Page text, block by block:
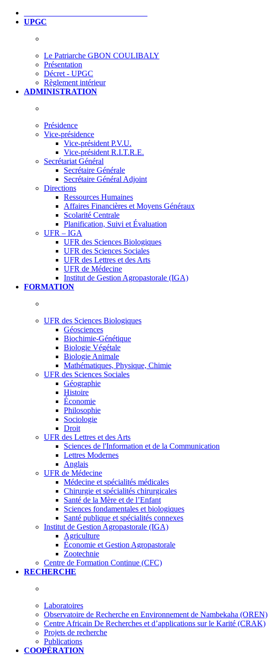
UPGC
Le Patriarche GBON COULIBALY
Présentation
Décret - UPGC
Règlement intérieur
ADMINISTRATION
Présidence
Vice-présidence
Vice-président P.V.U.
Vice-président R.I.T.R.E.
Secrétariat Général
Secrétaire Générale
Secrétaire Général Adjoint
Directions
Ressources Humaines
Affaires Financières et Moyens Généraux
Scolarité Centrale
Planification, Suivi et Évaluation
UFR – IGA
UFR des Sciences Biologiques
UFR des Sciences Sociales
UFR des Lettres et des Arts
UFR de Médecine
Institut de Gestion Agropastorale (IGA)
FORMATION
UFR des Sciences Biologiques
Géosciences
Biochimie-Génétique
Biologie Végétale
Biologie Animale
Mathématiques, Physique, Chimie
UFR des Sciences Sociales
Géographie
Histoire
Économie
Philosophie
Sociologie
Droit
UFR des Lettres et des Arts
Sciences de l'Information et de la Communication
Lettres Modernes
Anglais
UFR de Médecine
Médecine et spécialités médicales
Chirurgie et spécialités chirurgicales
Santé de la Mère et de l’Enfant
Sciences fondamentales et biologiques
Santé publique et spécialités connexes
Institut de Gestion Agropastorale (IGA)
Agriculture
Économie et Gestion Agropastorale
Zootechnie
Centre de Formation Continue (CFC)
RECHERCHE
Laboratoires
Observatoire de Recherche en Environnement de Nambekaha (OREN)
Centre Africain De Recherches et d’applications sur le Karité (CRAK)
Projets de recherche
Publications
COOPÉRATION